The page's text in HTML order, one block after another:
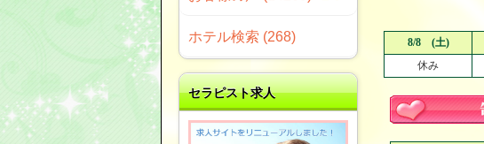
ホテル検索 (268)
セラピスト求人
8/8 (土)
休み